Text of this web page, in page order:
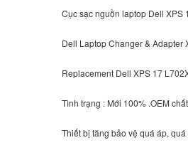
Cục sạc nguồn laptop Dell XPS
Dell Laptop Changer & Adapter
Replacement Dell XPS 17
Tình trạng : Mới 100% .OEM
Thiết bị tăng bảo vệ quá áp,